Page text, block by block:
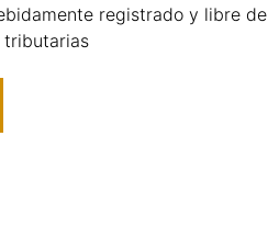
registrado y libre de
tributarias